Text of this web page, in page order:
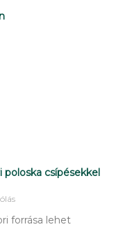
csípésekkel
forrása lehet